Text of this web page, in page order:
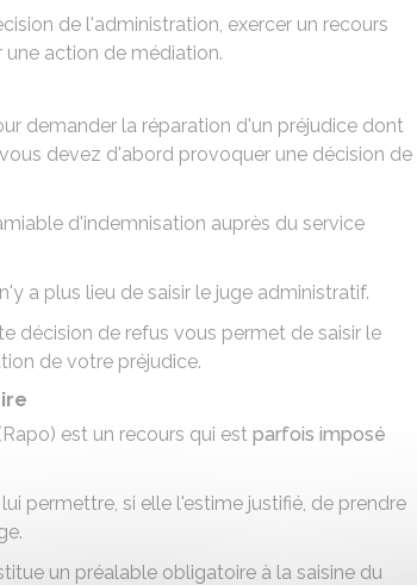
de l'administration, exercer un recours
action de médiation.
demander la réparation d'un préjudice dont
devez d'abord provoquer une décision de
d'indemnisation auprès du service
a plus lieu de saisir le juge administratif.
décision de refus vous permet de saisir le
de votre préjudice.
est un recours qui est parfois imposé
permettre, si elle l'estime justifié, de prendre
un préalable obligatoire à la saisine du